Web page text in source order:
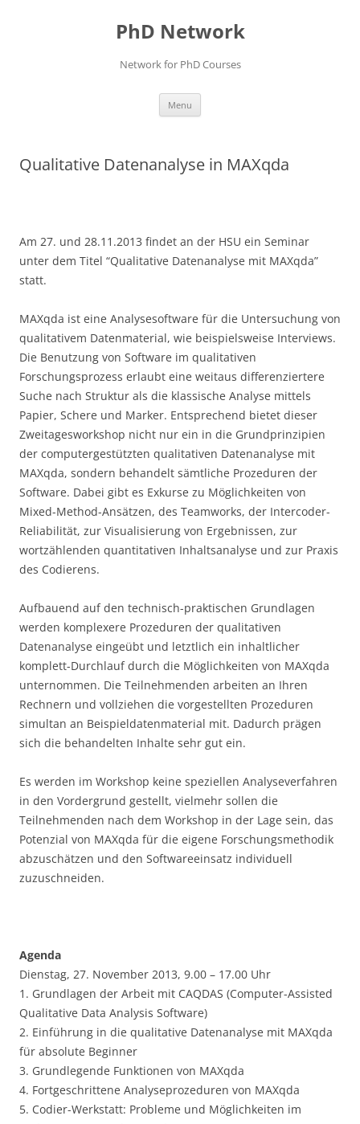
PhD Network
Network for PhD Courses
Menu
Qualitative Datenanalyse in MAXqda
Am 27. und 28.11.2013 findet an der HSU ein Seminar
unter dem Titel “Qualitative Datenanalyse mit MAXqda”
statt.
MAXqda ist eine Analysesoftware für die Untersuchung von
qualitativem Datenmaterial, wie beispielsweise Interviews.
Die Benutzung von Software im qualitativen
Forschungsprozess erlaubt eine weitaus differenziertere
Suche nach Struktur als die klassische Analyse mittels
Papier, Schere und Marker. Entsprechend bietet dieser
Zweitagesworkshop nicht nur ein in die Grundprinzipien
der computergestützten qualitativen Datenanalyse mit
MAXqda, sondern behandelt sämtliche Prozeduren der
Software. Dabei gibt es Exkurse zu Möglichkeiten von
Mixed-Method-Ansätzen, des Teamworks, der Intercoder-
Reliabilität, zur Visualisierung von Ergebnissen, zur
wortzählenden quantitativen Inhaltsanalyse und zur Praxis
des Codierens.
Aufbauend auf den technisch-praktischen Grundlagen
werden komplexere Prozeduren der qualitativen
Datenanalyse eingeübt und letztlich ein inhaltlicher
komplett-Durchlauf durch die Möglichkeiten von MAXqda
unternommen. Die Teilnehmenden arbeiten an Ihren
Rechnern und vollziehen die vorgestellten Prozeduren
simultan an Beispieldatenmaterial mit. Dadurch prägen
sich die behandelten Inhalte sehr gut ein.
Es werden im Workshop keine speziellen Analyseverfahren
in den Vordergrund gestellt, vielmehr sollen die
Teilnehmenden nach dem Workshop in der Lage sein, das
Potenzial von MAXqda für die eigene Forschungsmethodik
abzuschätzen und den Softwareeinsatz individuell
zuzuschneiden.
Agenda
Dienstag, 27. November 2013, 9.00 – 17.00 Uhr
1. Grundlagen der Arbeit mit CAQDAS (Computer-Assisted
Qualitative Data Analysis Software)
2. Einführung in die qualitative Datenanalyse mit MAXqda
für absolute Beginner
3. Grundlegende Funktionen von MAXqda
4. Fortgeschrittene Analyseprozeduren von MAXqda
5. Codier-Werkstatt: Probleme und Möglichkeiten im